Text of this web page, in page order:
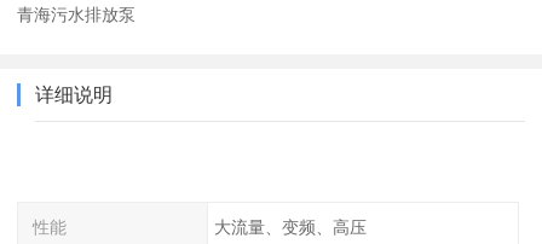
青海污水排放泵
详细说明
性能 大流量、变频、高压